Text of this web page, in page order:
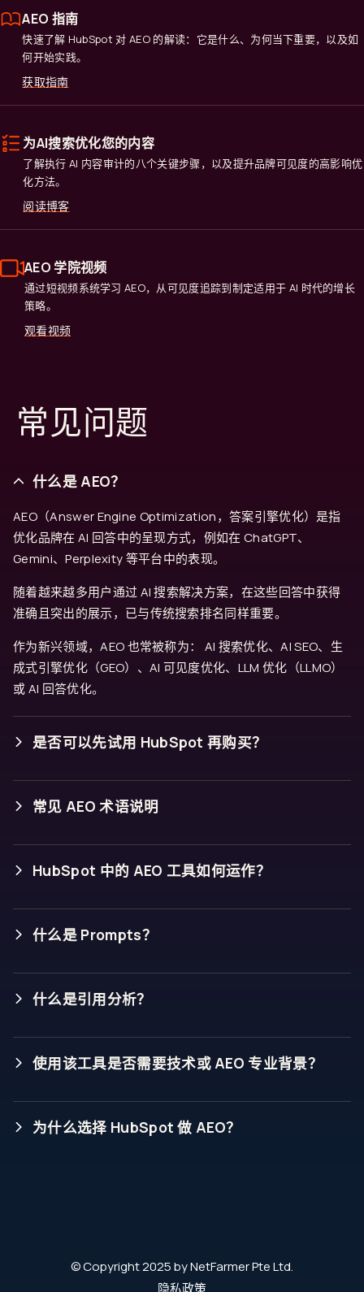
AEO 指南
快速了解 HubSpot 对 AEO 的解读：它是什么、为何当下重要，以及如
何开始实践。
获取指南
为AI搜索优化您的内容
了解执行 AI 内容审计的八个关键步骤，以及提升品牌可见度的高影响优
化方法。
阅读博客
AEO 学院视频
通过短视频系统学习 AEO，从可见度追踪到制定适用于 AI 时代的增长
策略。
观看视频
常见问题
什么是 AEO？
AEO（Answer Engine Optimization，答案引擎优化）是指
优化品牌在 AI 回答中的呈现方式，例如在 ChatGPT、
Gemini、Perplexity 等平台中的表现。
随着越来越多用户通过 AI 搜索解决方案，在这些回答中获得
准确且突出的展示，已与传统搜索排名同样重要。
作为新兴领域，AEO 也常被称为： AI 搜索优化、AI SEO、生
成式引擎优化（GEO）、AI 可见度优化、LLM 优化（LLMO）
或 AI 回答优化。
是否可以先试用 HubSpot 再购买？
常见 AEO 术语说明
品牌可见度评分（Brand Visibility Score）：
情绪分析（Sentiment Analysis）：
HubSpot 中的 AEO 工具如何运作？
什么是 Prompts？
什么是引用分析？
使用该工具是否需要技术或 AEO 专业背景？
为什么选择 HubSpot 做 AEO？
© Copyright 2025 by NetFarmer Pte Ltd.
隐私政策